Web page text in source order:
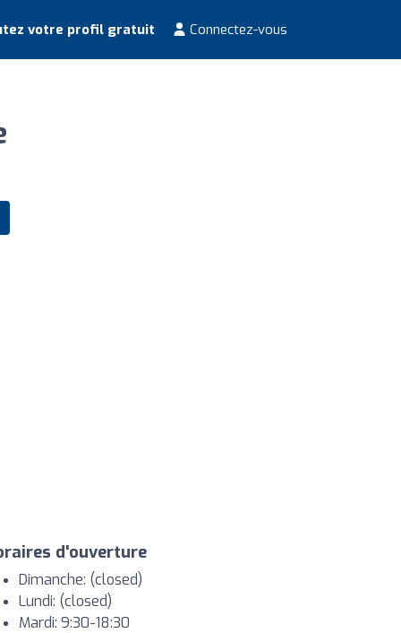
votre profil gratuit Connectez-vous
d'ouverture
Dimanche: (closed)
Lundi: (closed)
Mardi: 9:30-18:30